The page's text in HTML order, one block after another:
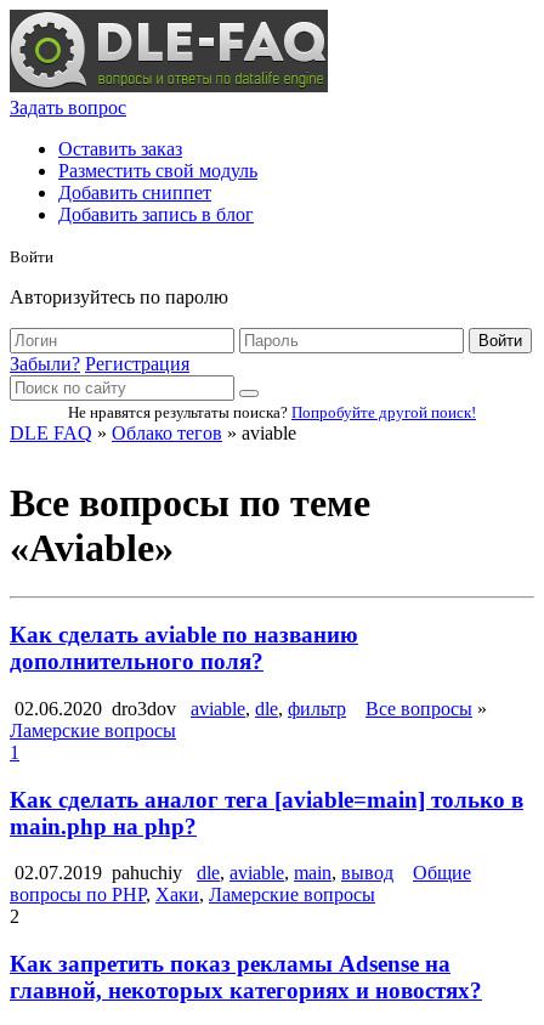
Задать вопрос
Оставить заказ
Разместить свой модуль
Добавить сниппет
Добавить запись в блог
Войти
Авторизуйтесь по паролю
Войти
Забыли? Регистрация
Не нравятся результаты поиска? Попробуйте другой поиск!
DLE FAQ » Облако тегов » aviable
Все вопросы по теме
«Aviable»
Как сделать aviable по названию
дополнительного поля?
02.06.2020 dro3dov aviable, dle, фильтр Все вопросы »
Ламерские вопросы
1
Как сделать аналог тега [aviable=main] только в
main.php на php?
02.07.2019 pahuchiy dle, aviable, main, вывод
Общие
вопросы по PHP, Хаки, Ламерские вопросы
2
Как запретить показ рекламы Adsense на
главной, некоторых категориях и новостях?